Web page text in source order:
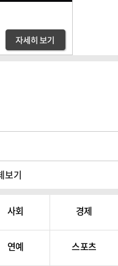
보기
사회 경제
연예 스포츠